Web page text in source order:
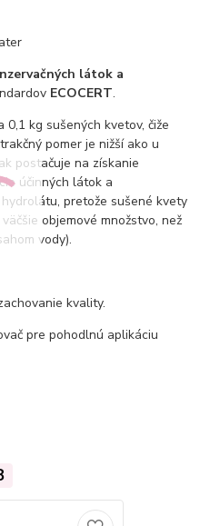
látok a
ECOCERT.
kg sušených kvetov, čiže
pomer je nižší ako u
postačuje na získanie
účinných látok a
pretože sušené kvety
objemové množstvo, než
vody).
kvality.
pre pohodlnú aplikáciu